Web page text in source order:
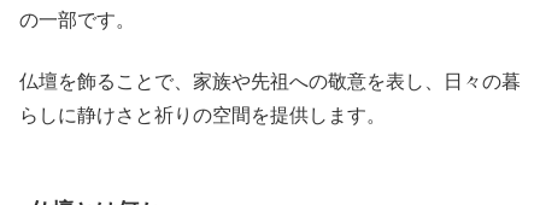
の一部です。
仏壇を飾ることで、家族や先祖への敬意を表し、日々の暮
らしに静けさと祈りの空間を提供します。